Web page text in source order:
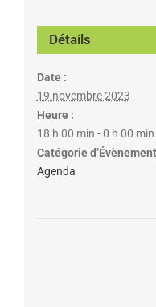
Détails
Date :
19 novembre 2023
Heure :
18 h 00 min - 0 h 00 min
Catégorie
Agenda